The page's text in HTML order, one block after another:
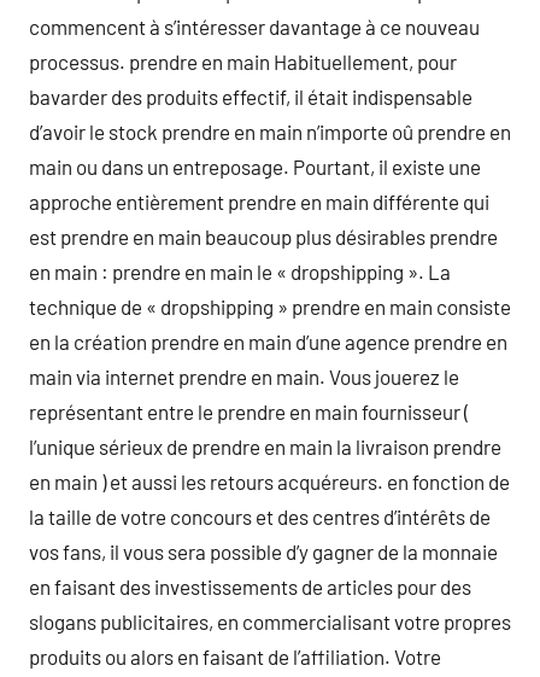
commencent à s’intéresser davantage à ce nouveau
processus. prendre en main Habituellement, pour
bavarder des produits effectif, il était indispensable
d’avoir le stock prendre en main n’importe oû prendre en
main ou dans un entreposage. Pourtant, il existe une
approche entièrement prendre en main différente qui
est prendre en main beaucoup plus désirables prendre
en main : prendre en main le « dropshipping ». La
technique de « dropshipping » prendre en main consiste
en la création prendre en main d’une agence prendre en
main via internet prendre en main. Vous jouerez le
représentant entre le prendre en main fournisseur (
l’unique sérieux de prendre en main la livraison prendre
en main ) et aussi les retours acquéreurs. en fonction de
la taille de votre concours et des centres d’intérêts de
vos fans, il vous sera possible d’y gagner de la monnaie
en faisant des investissements de articles pour des
slogans publicitaires, en commercialisant votre propres
produits ou alors en faisant de l’affiliation. Votre